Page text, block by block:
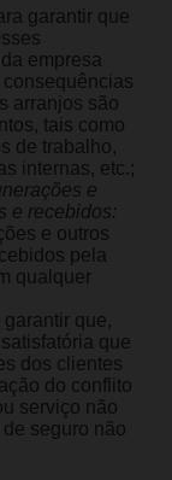
garantir que
empresa
arranjos são
tais como
de trabalho,
internas, etc.;
e
e recebidos:
e outros
pela
qualquer
garantir que,
que
dos clientes
do conflito
serviço não
seguro não